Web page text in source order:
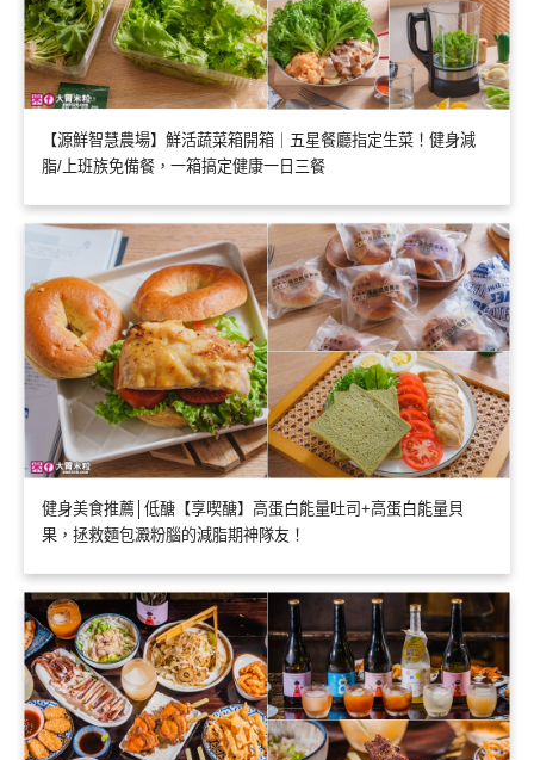
【源鮮智慧農場】鮮活蔬菜箱開箱｜五星餐廳指定生菜！健身減
脂/上班族免備餐，一箱搞定健康一日三餐
健身美食推薦│低醣【享喫醣】高蛋白能量吐司+高蛋白能量貝
果，拯救麵包澱粉腦的減脂期神隊友！